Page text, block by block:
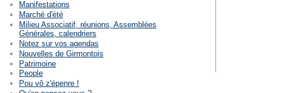
Manifestations
Marché d'été
Milieu Associatif, réunions, Assemblées
Générales, calendriers
Notez sur vos agendas
Nouvelles de Girmontois
Patrimoine
People
Pou vô z'épenre !